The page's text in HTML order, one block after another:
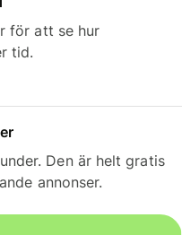
för att se hur
tid.
Den är helt gratis
annonser.